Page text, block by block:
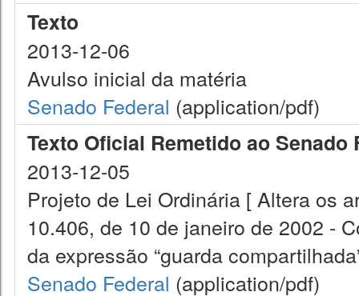
Texto
2013-12-06
Avulso inicial da matéria
Senado Federal (application/pdf)
Texto Oficial Remetido ao Senado
2013-12-05
Projeto de Lei Ordinária [ Altera os
10.406, de 10 de janeiro de 2002 -
da expressão “guarda
Senado Federal (application/pdf)